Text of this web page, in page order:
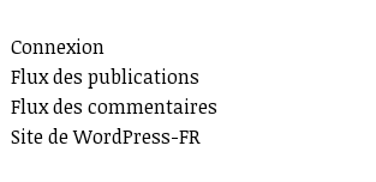
Connexion
Flux des publications
Flux des commentaires
Site de WordPress-FR